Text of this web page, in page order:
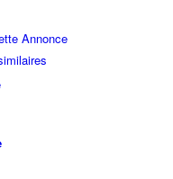
Annonce